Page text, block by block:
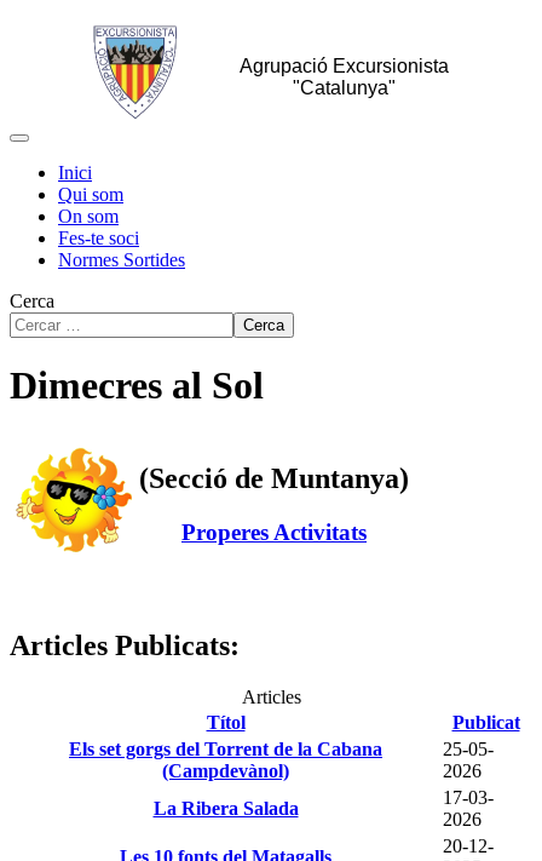
Agrupació Excursionista
"Catalunya"
Inici
Qui som
On som
Fes-te soci
Normes Sortides
Cerca
Cerca
Dimecres al Sol
(Secció de Muntanya)
Properes Activitats
Articles Publicats:
Articles
Títol
Publicat
Els set gorgs del Torrent de la Cabana
(Campdevànol)
25-05-
2026
La Ribera Salada
17-03-
2026
Les 10 fonts del Matagalls
20-12-